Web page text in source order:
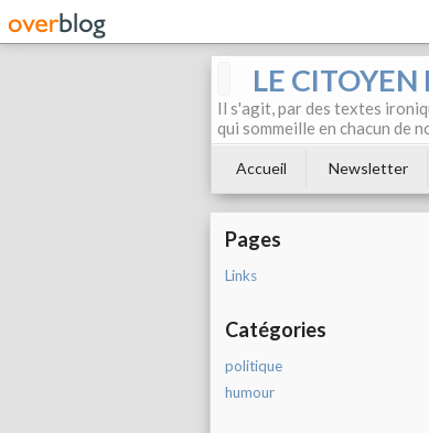
LE
Il s'agit, par des textes
qui sommeille en chacun de
Accueil Newsletter
Pages
Links
Catégories
politique
humour